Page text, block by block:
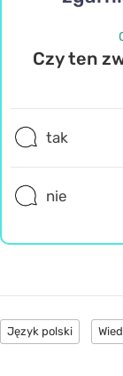
Czy ten
tak
nie
Język polski